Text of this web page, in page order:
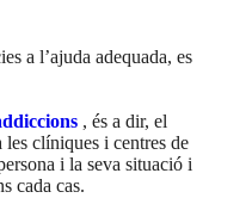
a l’ajuda adequada, es
, és a dir, el
clíniques i centres de
i la seva situació i
cada cas.